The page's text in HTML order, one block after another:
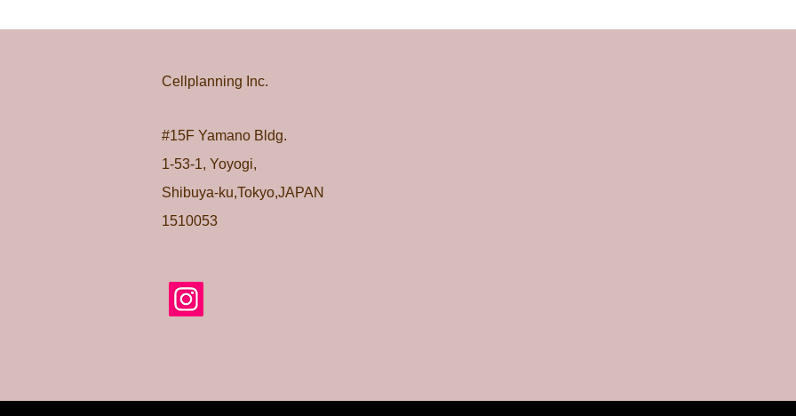
​Cellplanning Inc.
#15F Yamano Bldg.
1-53-1, Yoyogi,
Shibuya-ku,Tokyo,JAPAN
1510053